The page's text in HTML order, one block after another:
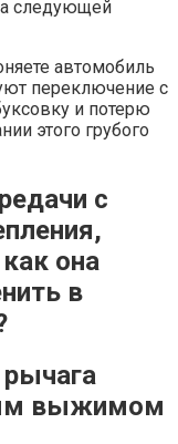
следующей
автомобиль
переключение с
и потерю
этого грубого
с
она
в
выжимом